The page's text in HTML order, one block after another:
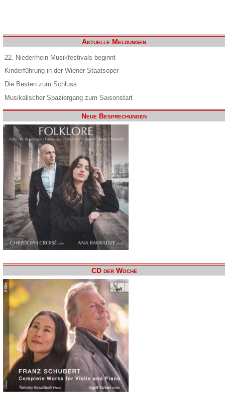
Aktuelle Meldungen
22. Niederrhein Musikfestivals beginnt
Kinderführung in der Wiener Staatsoper
Die Besten zum Schluss
Musikalischer Spaziergang zum Saisonstart
Neue Besprechungen
CD der Woche